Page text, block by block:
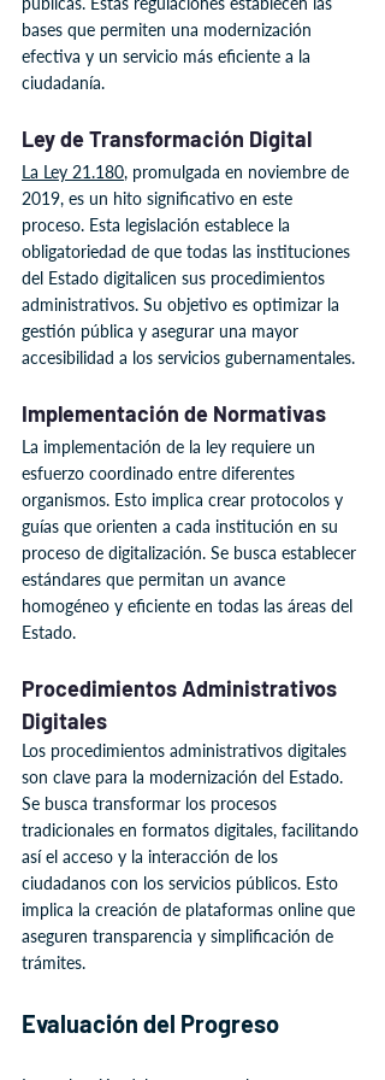
bases que permiten una modernización
efectiva y un servicio más eficiente a la
ciudadanía.
Ley de Transformación Digital
La Ley 21.180, promulgada en noviembre de
2019, es un hito significativo en este
proceso. Esta legislación establece la
obligatoriedad de que todas las instituciones
del Estado digitalicen sus procedimientos
administrativos. Su objetivo es optimizar la
gestión pública y asegurar una mayor
accesibilidad a los servicios gubernamentales.
Implementación de Normativas
La implementación de la ley requiere un
esfuerzo coordinado entre diferentes
organismos. Esto implica crear protocolos y
guías que orienten a cada institución en su
proceso de digitalización. Se busca establecer
estándares que permitan un avance
homogéneo y eficiente en todas las áreas del
Estado.
Procedimientos Administrativos
Digitales
Los procedimientos administrativos digitales
son clave para la modernización del Estado.
Se busca transformar los procesos
tradicionales en formatos digitales, facilitando
así el acceso y la interacción de los
ciudadanos con los servicios públicos. Esto
implica la creación de plataformas online que
aseguren transparencia y simplificación de
trámites.
Evaluación del Progreso